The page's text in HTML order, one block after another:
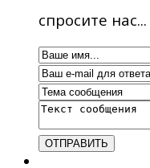
спросите нас...